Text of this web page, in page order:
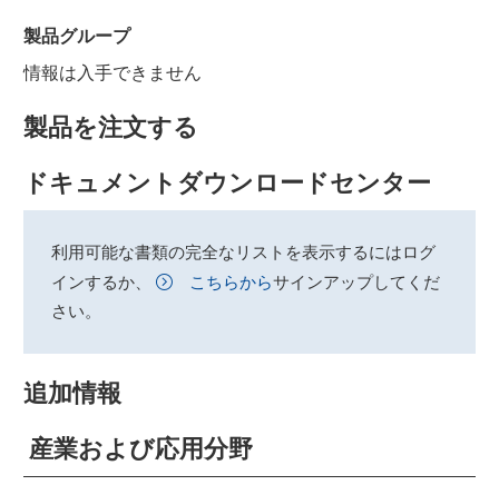
製品グループ
情報は入手できません
製品を注文する
ドキュメントダウンロードセンター
利用可能な書類の完全なリストを表示するにはログ
インするか、
こちらからサインアップしてくだ
さい。
追加情報
産業および応用分野